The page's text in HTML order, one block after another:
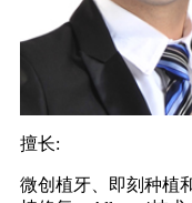
擅长:
微创植牙、即刻种植